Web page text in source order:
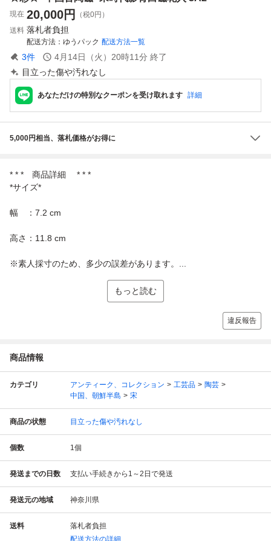
現在 20,000円
（税0円）
送料 落札者負担
配送方法 ゆうパック 配送方法一覧
3件 4月14日（火）20時11分 終了
目立った傷や汚れなし
あなただけの特別なクーポンを受け取れます 詳細
5,000円相当、落札価格がお得に
* * * 商品詳細 * * *
*サイズ*
幅 ：7.2 cm
高さ：11.8 cm
※素人採寸のため、多少の誤差があります。...
もっと読む
違反報告
商品情報
カテゴリ アンティーク、コレクション 工芸品
陶芸
中国、朝鮮半島
宋
商品の状態 目立った傷や汚れなし
個数 1個
発送までの日数 支払い手続きから1～2日で発送
発送元の地域 神奈川県
送料
落札者負担
配送方法の詳細